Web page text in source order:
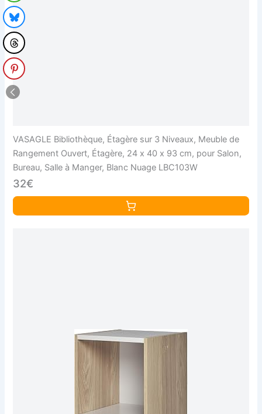
VASAGLE Bibliothèque, Étagère sur 3 Niveaux, Meuble de
Rangement Ouvert, Étagère, 24 x 40 x 93 cm, pour Salon,
Bureau, Salle à Manger, Blanc Nuage LBC103W
32€